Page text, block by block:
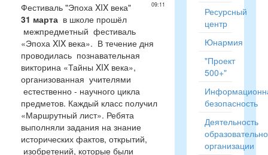
09:11
Фестиваль "Эпоха XIX века"
31 марта в школе прошёл
межпредметный фестиваль
«Эпоха XIX века». В течение дня
проводилась познавательная
викторина «Тайны XIX века»,
организованная учителями
естественно - научного цикла
предметов. Каждый класс получил
«Маршрутный лист». Ребята
выполняли задания на знание
исторических фактов, открытий,
изобретений, которые были
Ресурсный
центр
Юнармия
"Проект
500+"
безопасность
Деятельность
организации